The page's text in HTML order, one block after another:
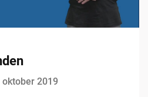
2019